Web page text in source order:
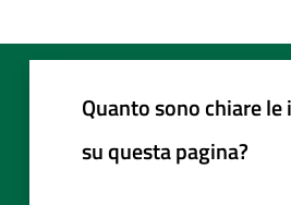
Quanto sono chiare
su questa pagina?